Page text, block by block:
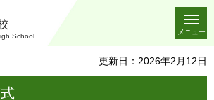
School
メニュー
更新日：2026年2月12日